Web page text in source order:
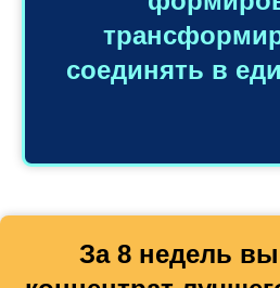
соединять в
За 8 недель